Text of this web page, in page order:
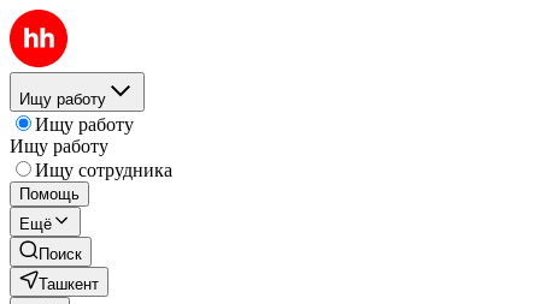
Ищу работу
Ищу работу
Ищу работу
Ищу сотрудника
Помощь
Ещё
Поиск
Ташкент